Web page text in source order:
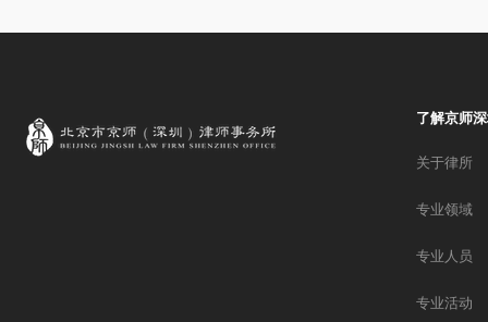
了解京师
关于律所
专业领域
专业人员
专业活动